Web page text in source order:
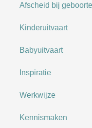
Afscheid bij geboorte
Kinderuitvaart
Babyuitvaart
Inspiratie
Werkwijze
Kennismaken